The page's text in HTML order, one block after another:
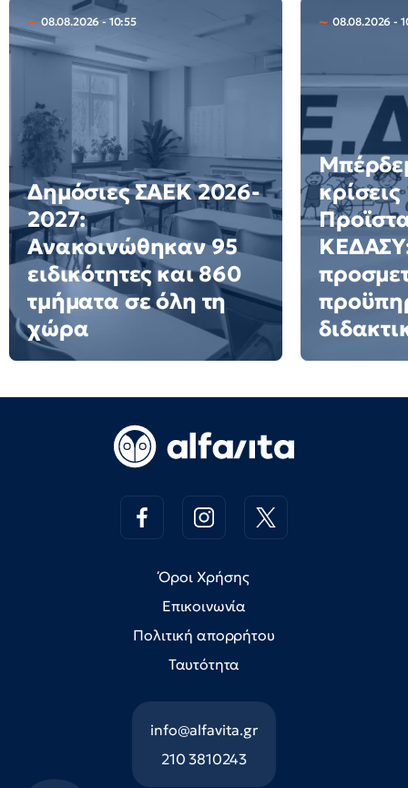
08.08.2026 - 10:55
Δημόσιες ΣΑΕΚ 2026-
2027:
Ανακοινώθηκαν 95
ειδικότητες και 860
τμήματα σε όλη τη
χώρα
08.08.2026 -
κρίσεις
ΚΕΔΑΣΥ:
Όροι Χρήσης
Επικοινωνία
Πολιτική απορρήτου
Ταυτότητα
info@alfavita.gr
210 3810243